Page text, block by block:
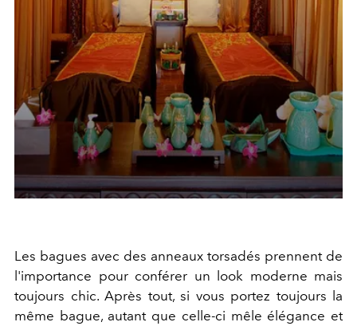
Les bagues avec des anneaux torsadés prennent de
l'importance pour conférer un look moderne mais
toujours chic. Après tout, si vous portez toujours la
même bague, autant que celle-ci mêle élégance et